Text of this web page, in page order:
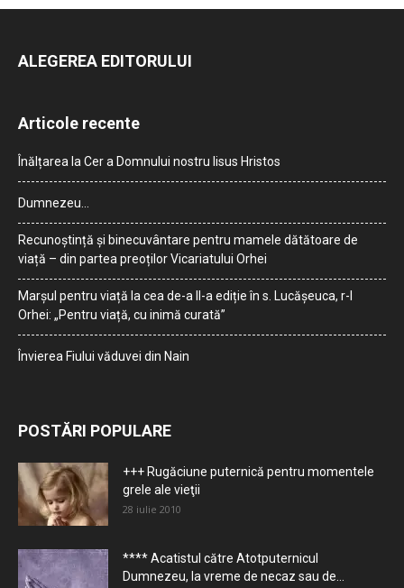
ALEGEREA EDITORULUI
Articole recente
Înălțarea la Cer a Domnului nostru Iisus Hristos
Dumnezeu…
Recunoștință și binecuvântare pentru mamele dătătoare de
viață – din partea preoților Vicariatului Orhei
Marșul pentru viață la cea de-a II-a ediție în s. Lucășeuca, r-l
Orhei: „Pentru viață, cu inimă curată”
Învierea Fiului văduvei din Nain
POSTĂRI POPULARE
+++ Rugăciune puternică pentru momentele
grele ale vieţii
28 iulie 2010
**** Acatistul către Atotputernicul
Dumnezeu, la vreme de necaz sau de...